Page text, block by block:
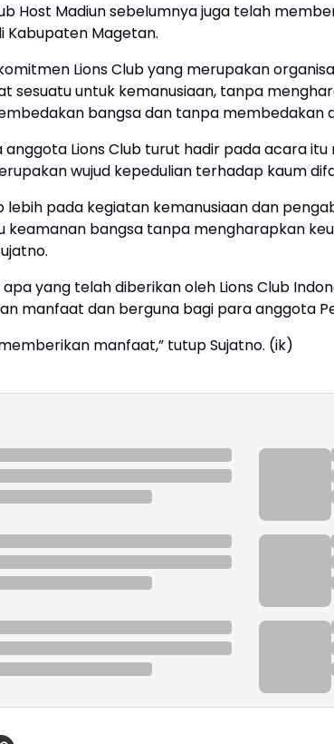
Host Madiun sebelumnya juga telah
Kabupaten Magetan.
Lions Club yang merupakan
sesuatu untuk kemanusiaan, tanpa
bangsa dan tanpa membedakan
anggota Lions Club turut hadir pada acara
wujud kepedulian terhadap kaum
lebih pada kegiatan kemanusiaan dan
keamanan bangsa tanpa mengharapkan
yang telah diberikan oleh Lions Club
manfaat dan berguna bagi para anggota
manfaat,” tutup Sujatno. (ik)